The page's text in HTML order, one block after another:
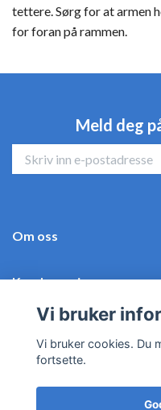
tettere. Sørg for at armen
for foran på rammen.
Meld deg
Om oss
Kundeservice
Vi bruker
Vi bruker cookies. Du
fortsette.